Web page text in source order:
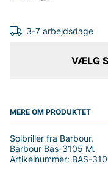
3-7 arbejdsdage
VÆLG
MERE OM PRODUKTET
Solbriller fra Barbour.
Barbour Bas-3105 M.
Artikelnummer: BAS-